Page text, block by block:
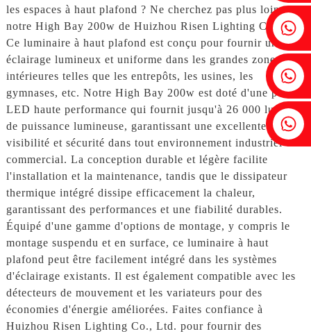
Fenia : +86 18607525299
Lierre : +86 18607522355
Tobin : +86 18818667168
les espaces à haut plafond ? Ne cherchez pas plus loin que
notre High Bay 200w de Huizhou Risen Lighting Co., Ltd.
Ce luminaire à haut plafond est conçu pour fournir un
éclairage lumineux et uniforme dans les grandes zones
intérieures telles que les entrepôts, les usines, les
gymnases, etc. Notre High Bay 200w est doté d'une puce
LED haute performance qui fournit jusqu'à 26 000 lumens
de puissance lumineuse, garantissant une excellente
visibilité et sécurité dans tout environnement industriel ou
commercial. La conception durable et légère facilite
l'installation et la maintenance, tandis que le dissipateur
thermique intégré dissipe efficacement la chaleur,
garantissant des performances et une fiabilité durables.
Équipé d'une gamme d'options de montage, y compris le
montage suspendu et en surface, ce luminaire à haut
plafond peut être facilement intégré dans les systèmes
d'éclairage existants. Il est également compatible avec les
détecteurs de mouvement et les variateurs pour des
économies d'énergie améliorées. Faites confiance à
Huizhou Risen Lighting Co., Ltd. pour fournir des